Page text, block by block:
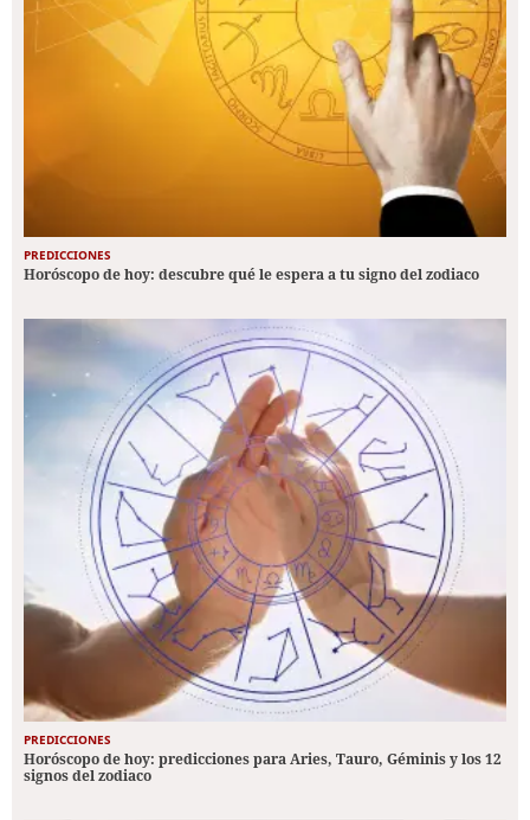
PREDICCIONES
Horóscopo de hoy: descubre qué le espera a tu signo del zodiaco
PREDICCIONES
Horóscopo de hoy: predicciones para Aries, Tauro, Géminis y los 12
signos del zodiaco